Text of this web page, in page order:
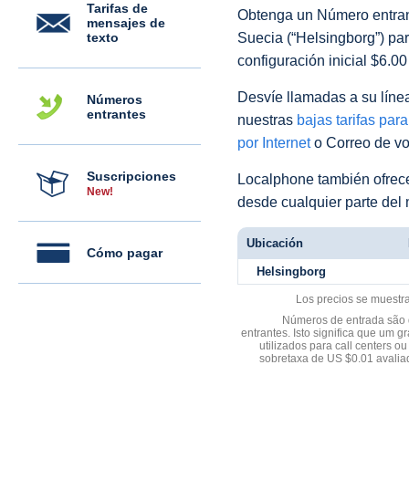
Tarifas de
mensajes de
texto
Números
entrantes
Suscripciones
New!
Cómo pagar
Obtenga un Número
Suecia (“Helsingborg”)
configuración inicial
Desvíe llamadas a su
nuestras bajas tarifas
por Interneto Correo de
Localphone también
desde cualquier parte del
Ubicación
Helsingborg
Los precios se
Números de entrada
entrantes. Isto significa que um
utilizados para call centers
sobretaxa de US $0.01